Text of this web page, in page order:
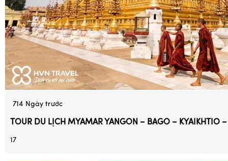
714 Ngày trước
TOUR DU LỊCH MYAMAR YANGON – BAGO – KYAIKHTIO
17